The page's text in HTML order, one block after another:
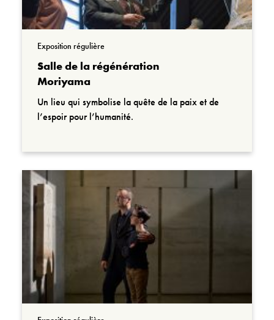
Exposition régulière
Salle de la régénération
Moriyama
Un lieu qui symbolise la quête de la paix et de
l’espoir pour l’humanité.